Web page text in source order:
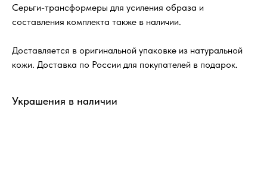
Серьги-трансформеры для усиления образа и
составления комплекта также в наличии.
Доставляется в оригинальной упаковке из натуральной
кожи. Доставка по России для покупателей в подарок.
Украшения в наличии